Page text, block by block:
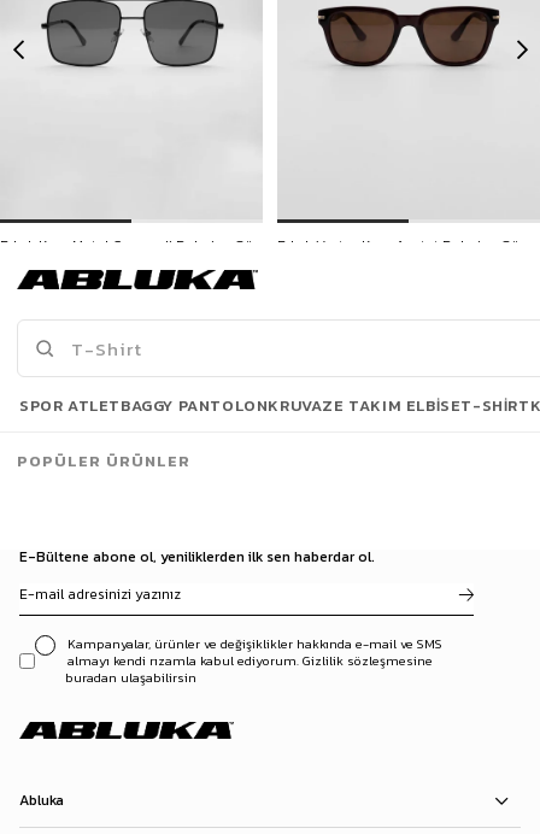
599,90 TL
İNDİRİM
Son Bakılanlar
E-Bültene abone ol, yeniliklerden ilk sen haberdar ol.
Kampanyalar, ürünler ve değişiklikler hakkında e-mail ve SMS
almayı kendi rızamla kabul ediyorum. Gizlilik sözleşmesine
buradan ulaşabilirsin
Abluka
SPOR ATLETBAGGY PANTOLONKRUVAZE TAKIM ELBISET-SHIRT
POPÜLER ÜRÜNLER